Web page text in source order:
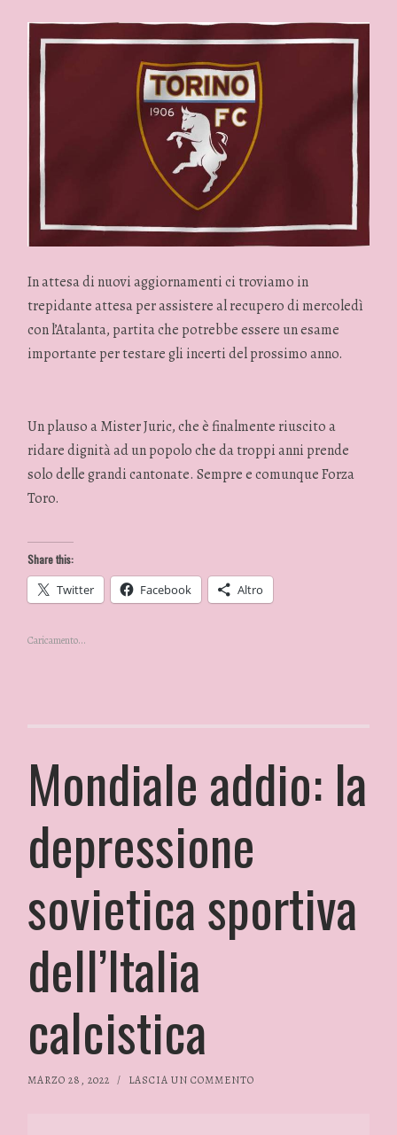
In attesa di nuovi aggiornamenti ci troviamo in
trepidante attesa per assistere al recupero di mercoledì
con l’Atalanta, partita che potrebbe essere un esame
importante per testare gli incerti del prossimo anno.
Un plauso a Mister Juric, che è finalmente riuscito a
ridare dignità ad un popolo che da troppi anni prende
solo delle grandi cantonate. Sempre e comunque Forza
Toro.
Share this:
Twitter Facebook Altro
Caricamento...
Mondiale addio: la
depressione
sovietica sportiva
dell’Italia
calcistica
MARZO 28, 2022 / LASCIA UN COMMENTO